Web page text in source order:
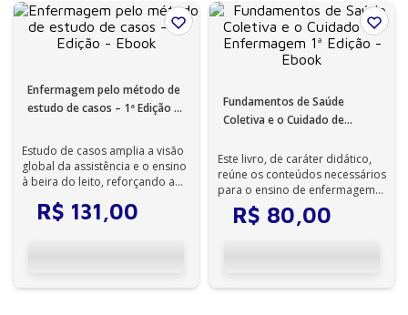
Enfermagem pelo método de
estudo de casos – 1ª Edição -
Estudo de casos amplia a visão
global da assistência e o ensino
à beira do leito, reforçando a
R$ 131 00
Fundamentos de Saúde
Coletiva e o Cuidado de
Ebook
Este livro, de caráter didático,
reúne os conteúdos necessários
para o ensino de enfermagem
em saúde coletiva.
R$ 80,00